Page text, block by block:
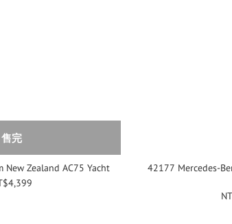
售完
New Zealand AC75 Yacht
42177 Mercedes-